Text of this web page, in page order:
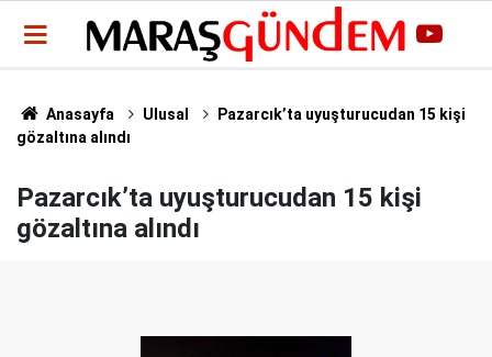
Anasayfa Ulusal
Pazarcık’ta uyuşturucudan 15 kişi
gözaltına alındı
Pazarcık’ta uyuşturucudan 15 kişi
gözaltına alındı